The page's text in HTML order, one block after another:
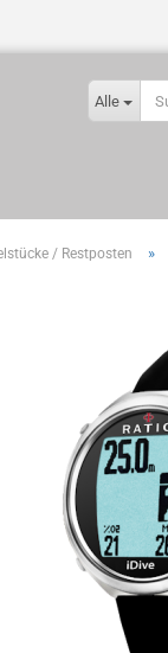
Alle
/ Restposten »